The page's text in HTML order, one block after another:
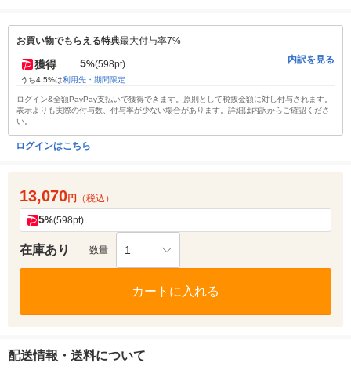
お買い物でもらえる特典最大付与率7%
獲得 5%(598pt)
うち4.5%は利用先・期間限定
内訳を見る
ログイン&全額PayPay支払いで獲得できます。原則として税抜金額に対し付与されます。
表示よりも実際の付与数、付与率が少ない場合があります。詳細は内訳からご確認くださ
い。
ログインはこちら
13,070円 （税込）
5%(598pt)
在庫あり 数量 1
カートに入れる
配送情報・送料について